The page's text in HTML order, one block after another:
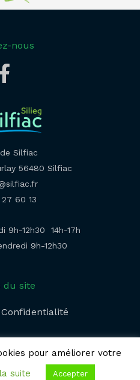
nous
Silfiac
56480 Silfiac
60 13
9h-12h30 14h-17h
9h-12h30
du site
© 2026 | Mairie de Silfiac
pour améliorer votre
suite Accepter